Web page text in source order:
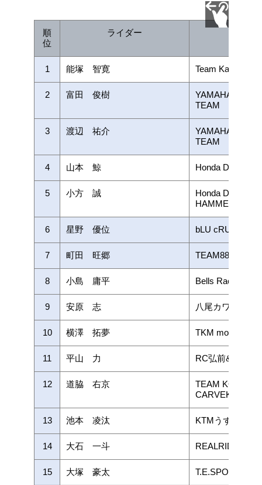
順
位
ライダー
1 能塚 智寛 Team Kawasaki
2 富田 俊樹
YAMAHA
TEAM
3 渡辺 祐介
YAMAHA
TEAM
4 山本 鯨 Honda Dream
5 小方 誠
Honda Dream
HAMMER
6 星野 優位 bLU cRU レー
7 町田 旺郷 TEAM887 with
8 小島 庸平 Bells Racing
9 安原 志 八尾カワサキ
10 横澤 拓夢 TKM motor
11 平山 力 RC弘前&TSFレ
12 道脇 右京
TEAM
CARVEK
13 池本 凌汰 KTMうずしおレ
14 大石 一斗 REALRIDE/
15 大塚 豪太 T.E.SPORT with